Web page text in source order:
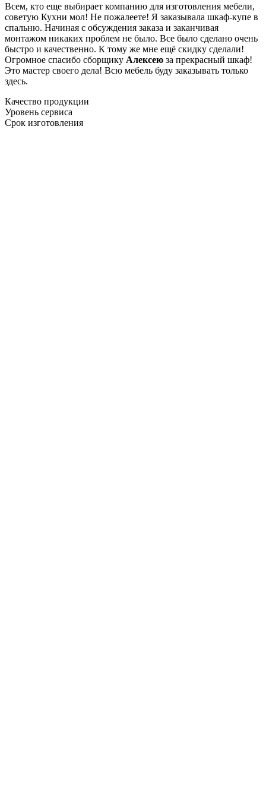
Всем, кто еще выбирает компанию для изготовления мебели,
советую Кухни мол! Не пожалеете! Я заказывала шкаф-купе в
спальню. Начиная с обсуждения заказа и заканчивая
монтажом никаких проблем не было. Все было сделано очень
быстро и качественно. К тому же мне ещё скидку сделали!
Огромное спасибо сборщику Алексею за прекрасный шкаф!
Это мастер своего дела! Всю мебель буду заказывать только
здесь.
Качество продукции
Уровень сервиса
Срок изготовления